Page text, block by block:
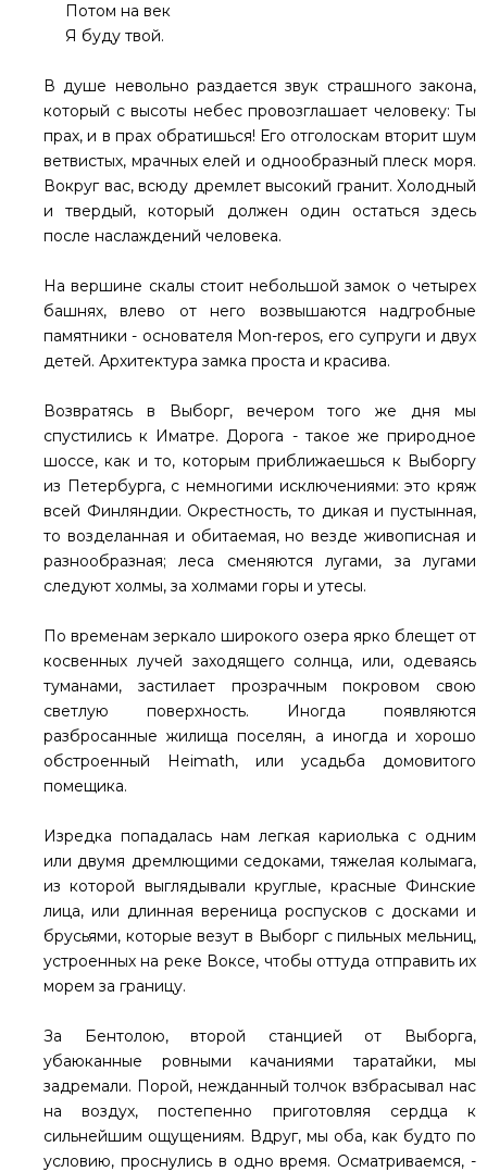
Потом на век
Я буду твой.
В душе невольно раздается звук страшного закона,
который с высоты небес провозглашает человеку: Ты
прах, и в прах обратишься! Его отголоскам вторит шум
ветвистых, мрачных елей и однообразный плеск моря.
Вокруг вас, всюду дремлет высокий гранит. Холодный
и твердый, который должен один остаться здесь
после наслаждений человека.
На вершине скалы стоит небольшой замок о четырех
башнях, влево от него возвышаются надгробные
памятники - основателя Моn-repos, его супруги и двух
детей. Архитектура замка проста и красива.
Возвратясь в Выборг, вечером того же дня мы
спустились к Иматре. Дорога - такое же природное
шоссе, как и то, которым приближаешься к Выборгу
из Петербурга, с немногими исключениями: это кряж
всей Финляндии. Окрестность, то дикая и пустынная,
то возделанная и обитаемая, но везде живописная и
разнообразная; леса сменяются лугами, за лугами
следуют холмы, за холмами горы и утесы.
По временам зеркало широкого озера ярко блещет от
косвенных лучей заходящего солнца, или, одеваясь
туманами, застилает прозрачным покровом свою
светлую поверхность. Иногда появляются
разбросанные жилища поселян, а иногда и хорошо
обстроенный Heimath, или усадьба домовитого
помещика.
Изредка попадалась нам легкая кариолька с одним
или двумя дремлющими седоками, тяжелая колымага,
из которой выглядывали круглые, красные Финские
лица, или длинная вереница роспусков с досками и
брусьями, которые везут в Выборг с пильных мельниц,
устроенных на реке Воксе, чтобы оттуда отправить их
морем за границу.
За Бентолою, второй станцией от Выборга,
убаюканные ровными качаниями таратайки, мы
задремали. Порой, нежданный толчок взбрасывал нас
на воздух, постепенно приготовляя сердца к
сильнейшим ощущениям. Вдруг, мы оба, как будто по
условию, проснулись в одно время. Осматриваемся, -